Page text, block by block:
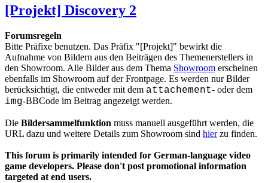
[Projekt] Discovery 2
Forumsregeln
Bitte Präfixe benutzen. Das Präfix "[Projekt]" bewirkt die
Aufnahme von Bildern aus den Beiträgen des Themenerstellers in
den Showroom. Alle Bilder aus dem Thema Showroom erscheinen
ebenfalls im Showroom auf der Frontpage. Es werden nur Bilder
berücksichtigt, die entweder mit dem attachement- oder dem
img-BBCode im Beitrag angezeigt werden.
Die Bildersammelfunktion muss manuell ausgeführt werden, die
URL dazu und weitere Details zum Showroom sind hierzu finden.
This forum is primarily intended for German-language video
game developers. Please don't post promotional information
targeted at end users.